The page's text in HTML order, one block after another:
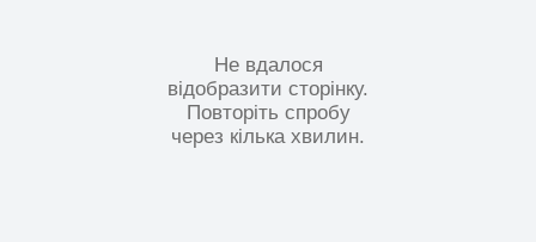
Не вдалося
відобразити сторінку.
Повторіть спробу
через кілька хвилин.